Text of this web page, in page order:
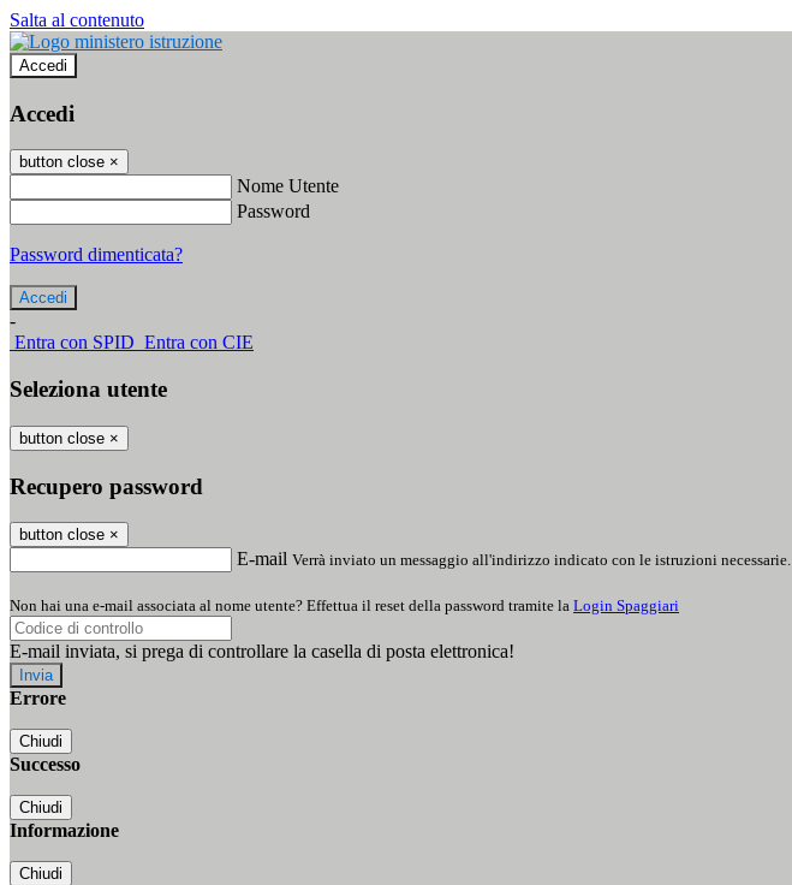
Salta al contenuto
Accedi
Accedi
button close ×
Nome Utente
Password
Password dimenticata?
-
Entra con SPID Entra con CIE
Seleziona utente
button close ×
Recupero password
button close ×
E-mail Verrà inviato un messaggio all'indirizzo indicato con le istruzioni necessarie.
Non hai una e-mail associata al nome utente? Effettua il reset della password tramite la Login Spaggiari
E-mail inviata, si prega di controllare la casella di posta elettronica!
Errore
Chiudi
Successo
Chiudi
Informazione
Chiudi